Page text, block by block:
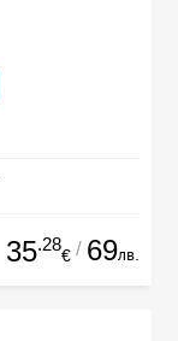
35.28
€ / 69лв.